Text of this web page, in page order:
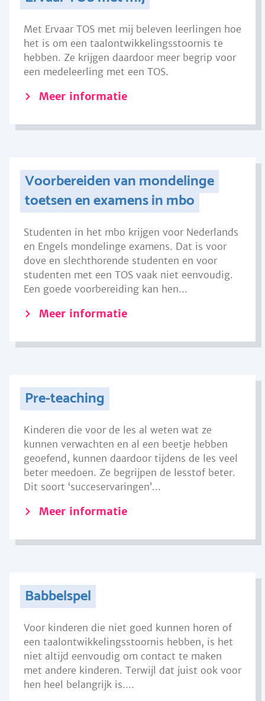
Met Ervaar TOS met mij beleven leerlingen hoe
het is om een taalontwikkelingsstoornis te
hebben. Ze krijgen daardoor meer begrip voor
een medeleerling met een TOS.
Meer informatie
Voorbereiden van mondelinge
toetsen en examens in mbo
Studenten in het mbo krijgen voor Nederlands
en Engels mondelinge examens. Dat is voor
dove en slechthorende studenten en voor
studenten met een TOS vaak niet eenvoudig.
Een goede voorbereiding kan hen...
Meer informatie
Pre-teaching
Kinderen die voor de les al weten wat ze
kunnen verwachten en al een beetje hebben
geoefend, kunnen daardoor tijdens de les veel
beter meedoen. Ze begrijpen de lesstof beter.
Dit soort ‘succeservaringen’...
Meer informatie
Babbelspel
Voor kinderen die niet goed kunnen horen of
een taalontwikkelingsstoornis hebben, is het
niet altijd eenvoudig om contact te maken
met andere kinderen. Terwijl dat juist ook voor
hen heel belangrijk is....